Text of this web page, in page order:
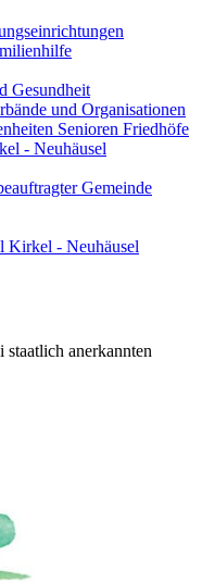
Gesundheit
und Organisationen
Senioren Friedhöfe
- Neuhäusel
Gemeinde
Kirkel - Neuhäusel
anerkannten